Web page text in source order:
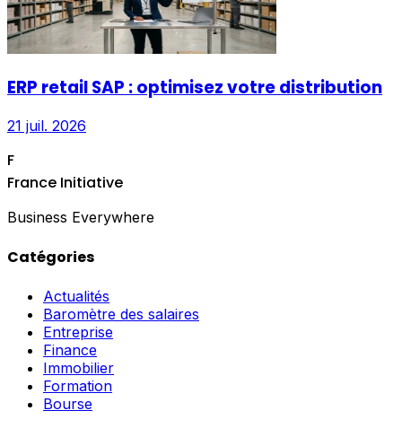
ERP retail SAP : optimisez votre distribution
21 juil. 2026
F
France Initiative
Business Everywhere
Catégories
Actualités
Baromètre des salaires
Entreprise
Finance
Immobilier
Formation
Bourse